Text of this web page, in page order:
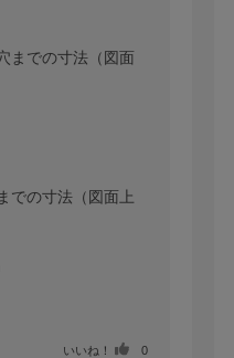
までの寸法（図面
での寸法（図面上
いいね！ 0